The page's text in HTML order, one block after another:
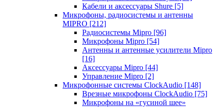
Кабели и аксессуары Shure [5]
Микрофоны, радиосистемы и антенны
MIPRO [212]
Радиосистемы Mipro [96]
Микрофоны Mipro [54]
Антенны и антенные усилители Mipro
[16]
Аксессуары Mipro [44]
Управление Mipro [2]
Микрофонные системы ClockAudio [148]
Врезные микрофоны ClockAudio [75]
Микрофоны на «гусиной шее»